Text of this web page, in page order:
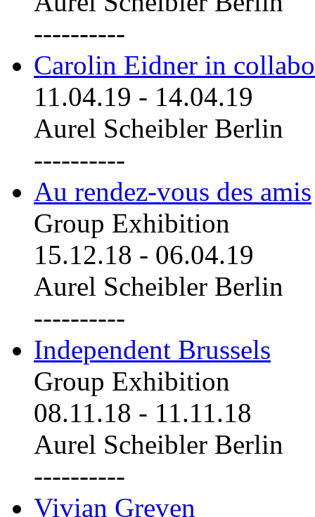
----------
Carolin Eidner in
11.04.19 - 14.04.19
Aurel Scheibler Berlin
----------
Au rendez-vous des amis
Group Exhibition
15.12.18 - 06.04.19
Aurel Scheibler Berlin
----------
Independent Brussels
Group Exhibition
08.11.18 - 11.11.18
Aurel Scheibler Berlin
----------
Vivian Greven